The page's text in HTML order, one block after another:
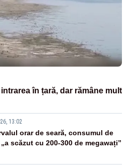
în țară, dar rămâne mult
13:02
orar de seară, consumul de
scăzut cu 200-300 de megawați”